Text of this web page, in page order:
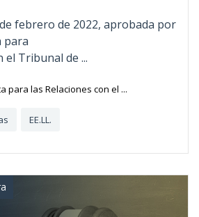
febrero de 2022, aprobada por
para
el Tribunal de ...
para las Relaciones con el ...
EE.LL.